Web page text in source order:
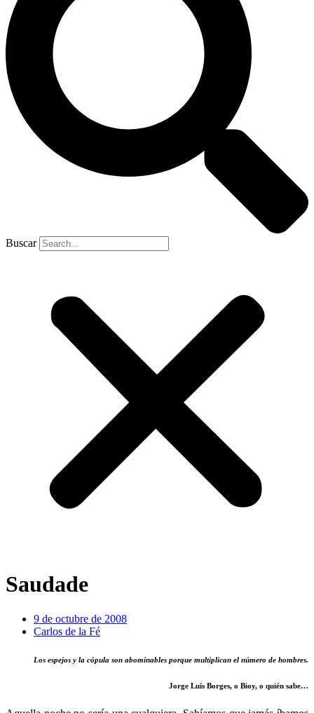
Buscar
Saudade
9 de octubre de 2008
Carlos de la Fé
Los espejos y la cópula son abominables porque multiplican el número de hombres.
Jorge Luís Borges, o Bioy, o quién sabe…